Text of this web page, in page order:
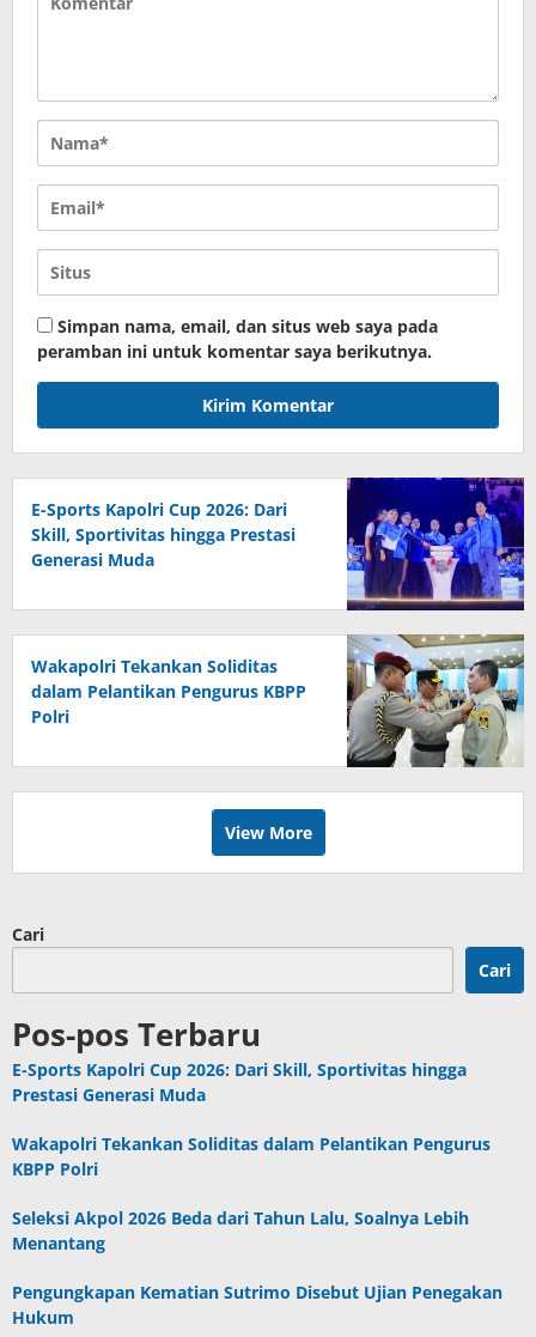
Simpan nama, email, dan situs web saya pada
peramban ini untuk komentar saya berikutnya.
E-Sports Kapolri Cup 2026: Dari
Skill, Sportivitas hingga Prestasi
Generasi Muda
Wakapolri Tekankan Soliditas
dalam Pelantikan Pengurus KBPP
Polri
View More
Cari
Cari
Pos-pos Terbaru
E-Sports Kapolri Cup 2026: Dari Skill, Sportivitas hingga
Prestasi Generasi Muda
Wakapolri Tekankan Soliditas dalam Pelantikan Pengurus
KBPP Polri
Seleksi Akpol 2026 Beda dari Tahun Lalu, Soalnya Lebih
Menantang
Pengungkapan Kematian Sutrimo Disebut Ujian Penegakan
Hukum